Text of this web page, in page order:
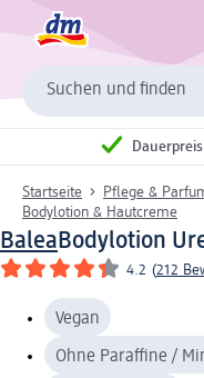
Suchen und finden
Startseite Pflege &
Bodylotion & Hautcreme
BaleaBodylotion
4.2 (212
Vegan
Ohne Paraffine /